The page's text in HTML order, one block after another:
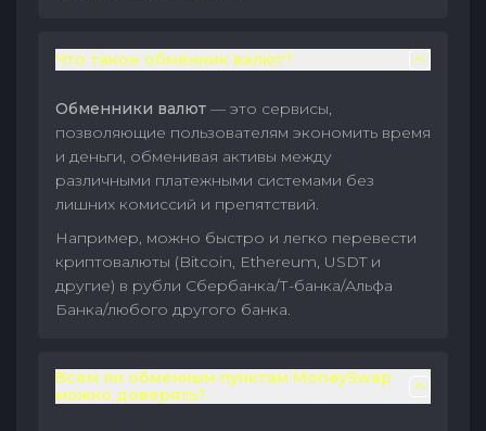
Что такое обменник валют?
Обменники валют — это сервисы,
позволяющие пользователям экономить время
и деньги, обменивая активы между
различными платежными системами без
лишних комиссий и препятствий.
Например, можно быстро и легко перевести
криптовалюты (Bitcoin, Ethereum, USDT и
другие) в рубли Сбербанка/Т-банка/Альфа
Банка/любого другого банка.
Всем ли обменным пунктам MoneySwap
можно доверять?